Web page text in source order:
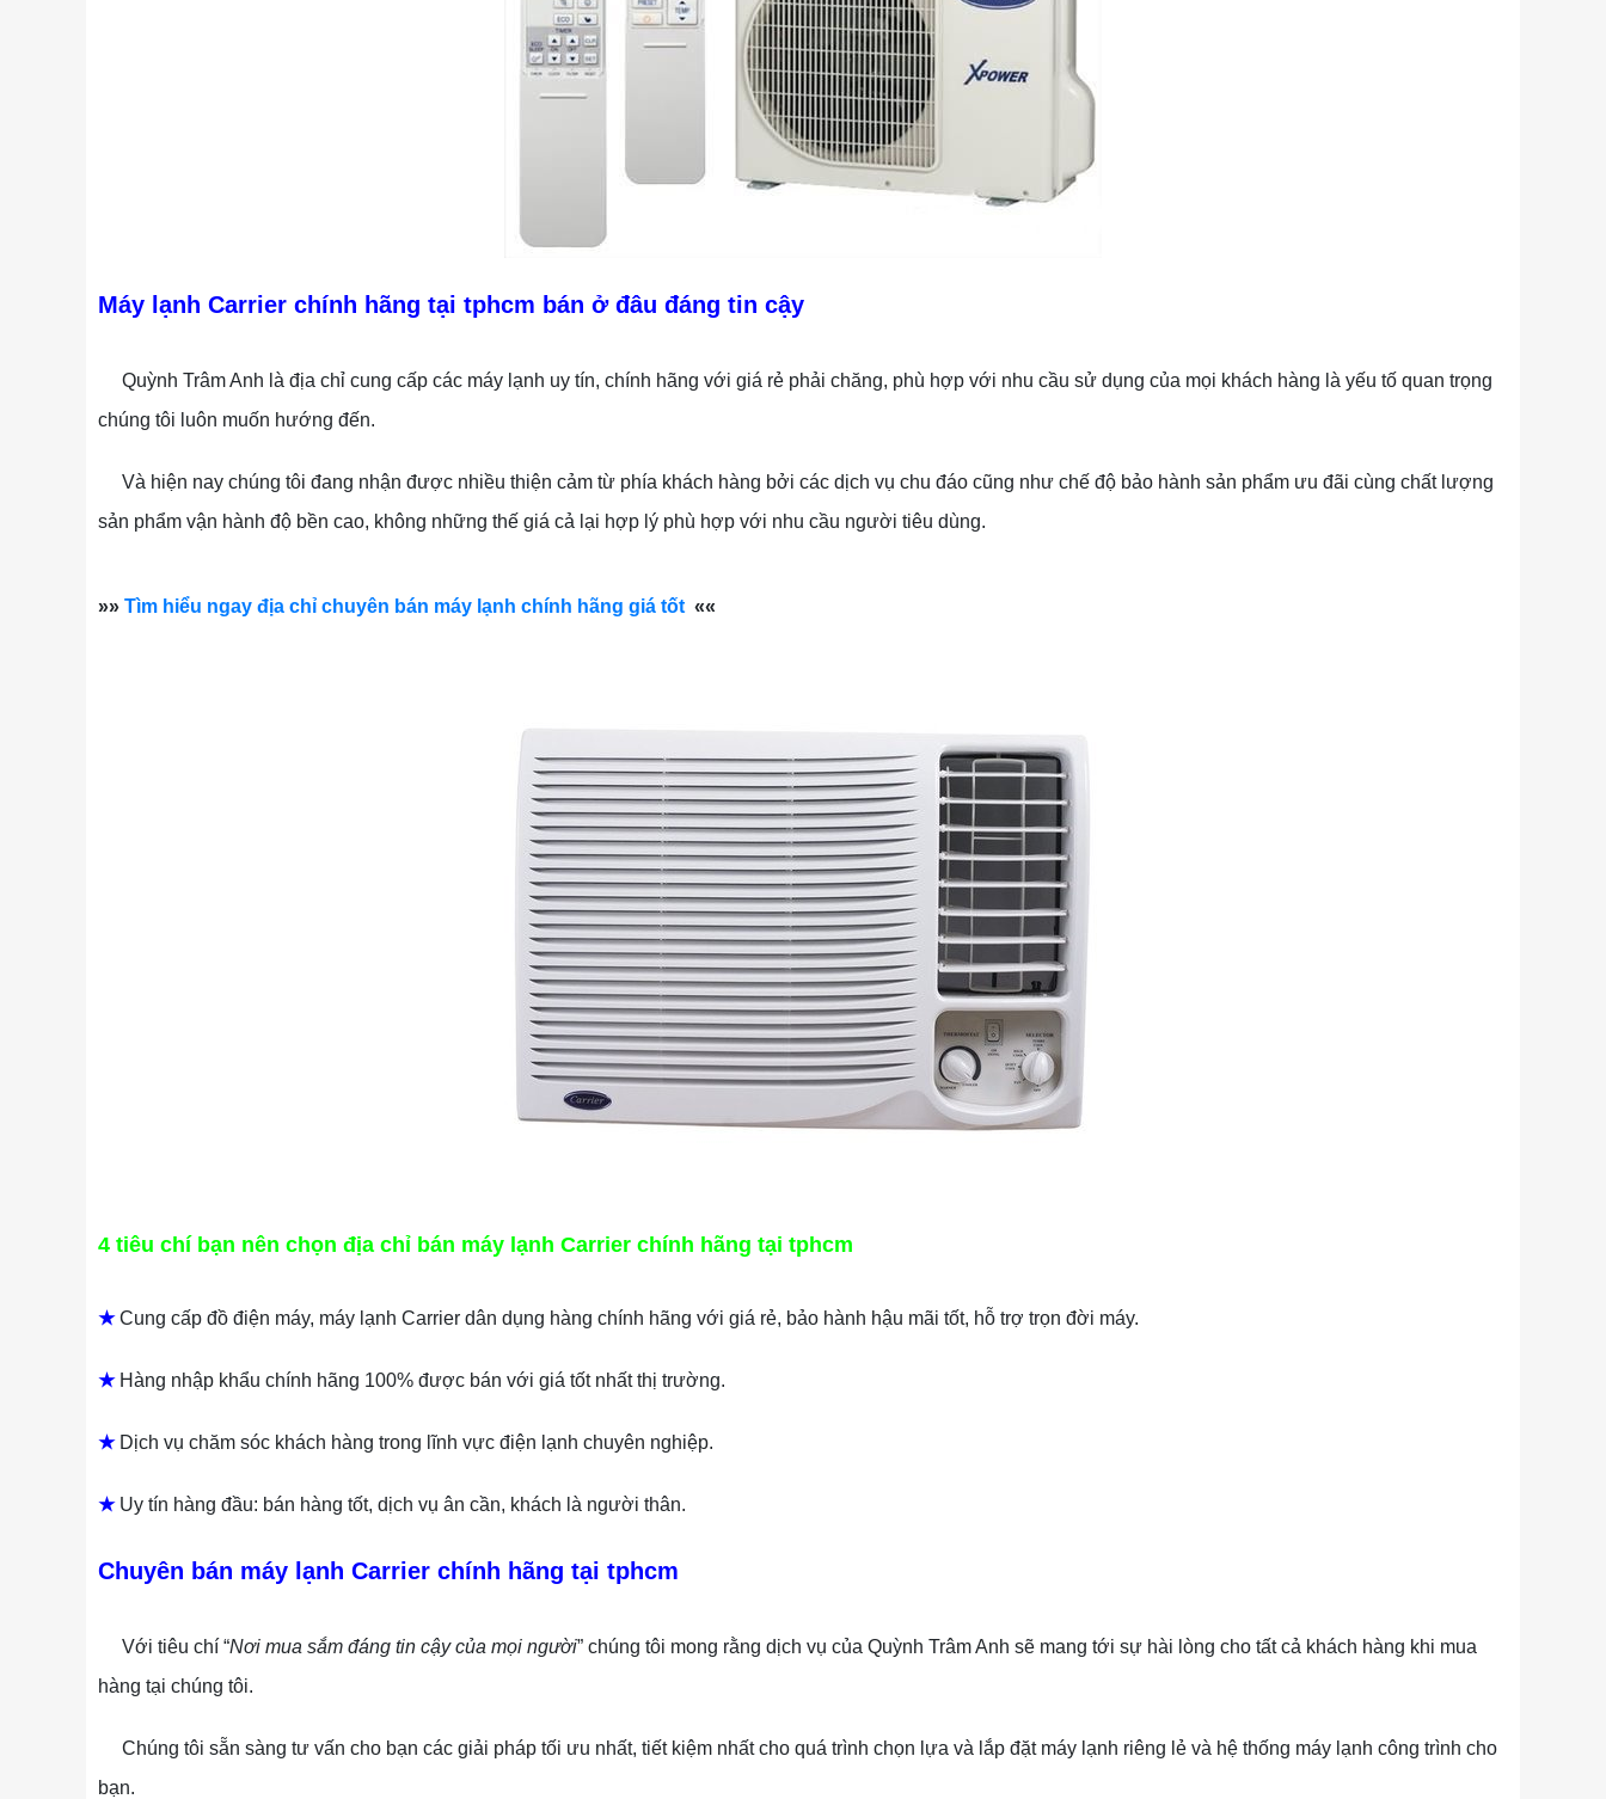
Máy lạnh Carrier chính hãng tại tphcm bán ở đâu đáng tin cậy
Quỳnh Trâm Anh là địa chỉ cung cấp các máy lạnh uy tín, chính hãng với giá rẻ phải chăng, phù hợp với nhu cầu sử dụng của mọi khách hàng là yếu tố quan trọng
chúng tôi luôn muốn hướng đến.
Và hiện nay chúng tôi đang nhận được nhiều thiện cảm từ phía khách hàng bởi các dịch vụ chu đáo cũng như chế độ bảo hành sản phẩm ưu đãi cùng chất lượng
sản phẩm vận hành độ bền cao, không những thế giá cả lại hợp lý phù hợp với nhu cầu người tiêu dùng.
»» Tìm hiểu ngay địa chỉ chuyên bán máy lạnh chính hãng giá tốt ««
4 tiêu chí bạn nên chọn địa chỉ bán máy lạnh Carrier chính hãng tại tphcm
★Cung cấp đồ điện máy, máy lạnh Carrier dân dụng hàng chính hãng với giá rẻ, bảo hành hậu mãi tốt, hỗ trợ trọn đời máy.
★​ Hàng nhập khẩu chính hãng 100% được bán với giá tốt nhất thị trường.
★​ Dịch vụ chăm sóc khách hàng trong lĩnh vực điện lạnh chuyên nghiệp.
★​ Uy tín hàng đầu: bán hàng tốt, dịch vụ ân cần, khách là người thân.
Chuyên bán máy lạnh Carrier chính hãng tại tphcm
Với tiêu chí “Nơi mua sắm đáng tin cậy của mọi người” chúng tôi mong rằng dịch vụ của Quỳnh Trâm Anh sẽ mang tới sự hài lòng cho tất cả khách hàng khi mua
hàng tại chúng tôi.
Chúng tôi sẵn sàng tư vấn cho bạn các giải pháp tối ưu nhất, tiết kiệm nhất cho quá trình chọn lựa và lắp đặt máy lạnh riêng lẻ và hệ thống máy lạnh công trình cho
bạn.